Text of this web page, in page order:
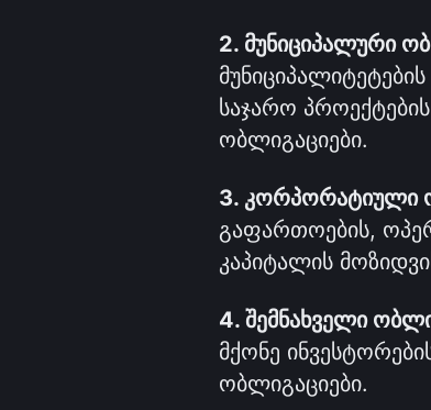
2. მუნიციპალური
საჯარო
ობლიგაციები.
3. კორპორატიული
გაფართოების,
კაპიტალის
4. შემნახველი
მქონე
ობლიგაციები.